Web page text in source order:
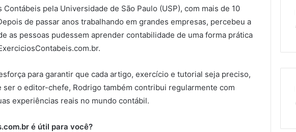
pela Universidade de São Paulo (USP), com mais de 10
de passar anos trabalhando em grandes empresas, percebeu a
as pessoas pudessem aprender contabilidade de uma forma prática
para garantir que cada artigo, exercício e tutorial seja preciso,
ser o editor-chefe, Rodrigo também contribui regularmente com
experiências reais no mundo contábil.
é útil para você?